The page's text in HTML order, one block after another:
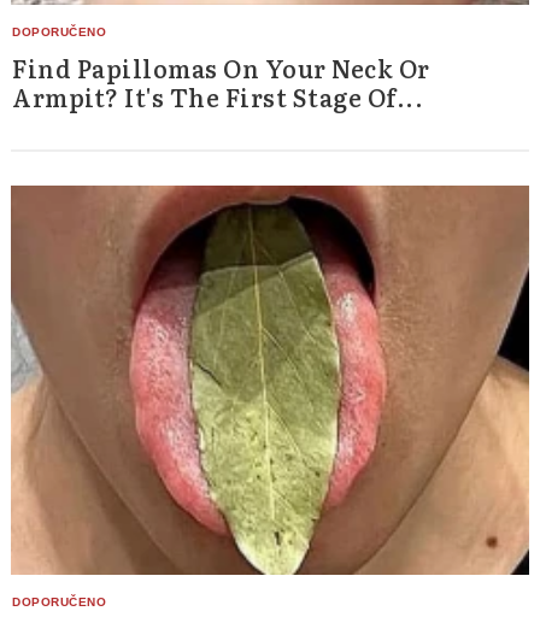
Find Papillomas On Your Neck Or
Armpit? It's The First Stage Of...